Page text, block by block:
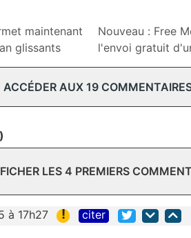
maintenant
glissants
Nouveau : Free
l'envoi gratuit
ACCÉDER AUX 19
LES 4 PREMIERS
à 17h27 ! citer